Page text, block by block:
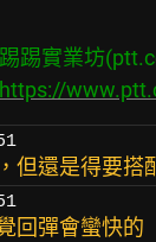
踢實業坊
https://
但還是得要搭
回彈會蠻快的